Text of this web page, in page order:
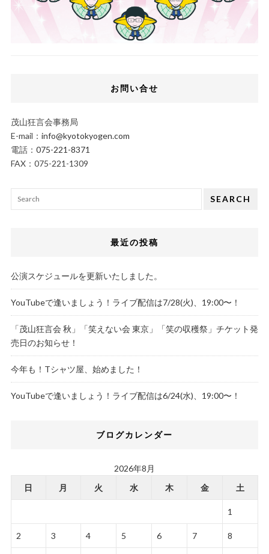
お問い合せ
茂山狂言会事務局
E-mail： info@kyotokyogen.com
電話： 075-221-8371
FAX：075-221-1309
SEARCH
最近の投稿
公演スケジュールを更新いたしました。
YouTubeで逢いましょう！ライブ配信は7/28(火)、19:00〜！
「茂山狂言会 秋」「笑えない会 東京」「笑の収穫祭」チケット発
売日のお知らせ！
今年も！Tシャツ屋、始めました！
YouTubeで逢いましょう！ライブ配信は6/24(水)、19:00〜！
ブログカレンダー
2026年8月
日
月 火 水 木 金 土
1
2 3 4 5 6 7 8